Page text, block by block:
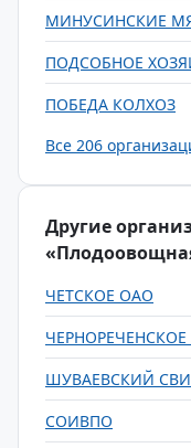
МИНУСИНСКИЕ
ПОДСОБНОЕ
ПОБЕДА КОЛХОЗ
Все 206
Другие
ЧЕТСКОЕ ОАО
ЧЕРНОРЕЧЕНСКОЕ
ШУВАЕВСКИЙ
СОИВПО